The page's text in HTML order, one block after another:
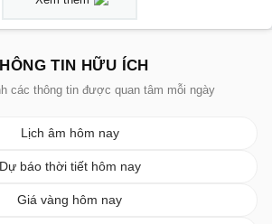
TIN HỮU ÍCH
các thông tin được quan tâm mỗi ngày
Lịch âm hôm nay
Dự báo thời tiết hôm nay
Giá vàng hôm nay